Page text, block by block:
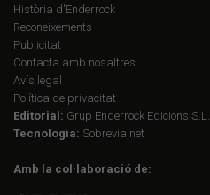
Història d'Enderrock
Reconeixements
Publicitat
Contacta amb nosaltres
Avís legal
Política de privacitat
Editorial: Grup Enderrock Edicions S.L.
Tecnologia: Sobrevia.net
Amb la col·laboració de: